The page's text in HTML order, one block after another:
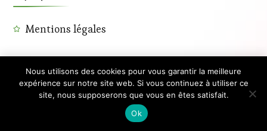
Mentions légales
Contact ×
🔥 TOP VENTE
EUROPALMS Rotary Plate 60cm jusqu'à
150kg noir - Accessoires…
Voir l'offre
Nous utilisons des cookies pour vous garantir la meilleure
expérience sur notre site web. Si vous continuez à utiliser ce
site, nous supposerons que vous en êtes satisfait.
Ok